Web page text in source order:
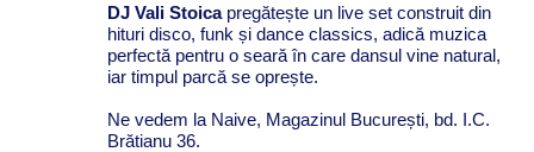
DJ Vali Stoicapregătește un live set construit din
hituri disco, funk și dance classics, adică muzica
perfectă pentru o seară în care dansul vine natural,
iar timpul parcă se oprește.
Ne vedem la Naive, Magazinul București, bd. I.C.
Brătianu 36.